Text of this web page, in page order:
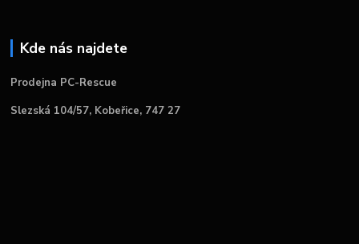
Kde nás najdete
Prodejna PC-Rescue
Slezská 104/57, Kobeřice, 747 27